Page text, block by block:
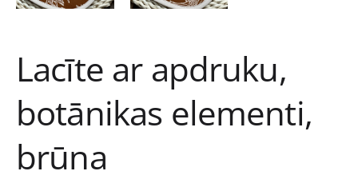
Lacīte ar apdruku,
botānikas elementi,
brūna